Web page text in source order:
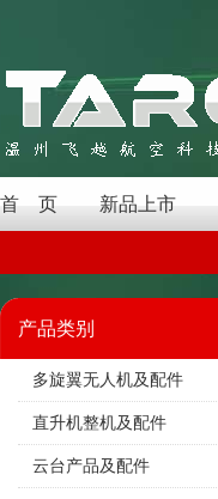
首 页 新品上市
产品类别
多旋翼无人机及配件
直升机整机及配件
云台产品及配件